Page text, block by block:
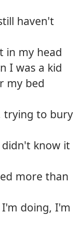
haven't
in my head
I was a kid
my bed
trying to bury
didn't know it
more than
doing, I'm